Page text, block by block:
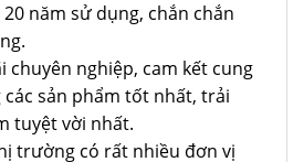
năm sử dụng, chắn chắn
chuyên nghiệp, cam kết cung
sản phẩm tốt nhất, trải
tuyệt vời nhất.
trường có rất nhiều đơn vị